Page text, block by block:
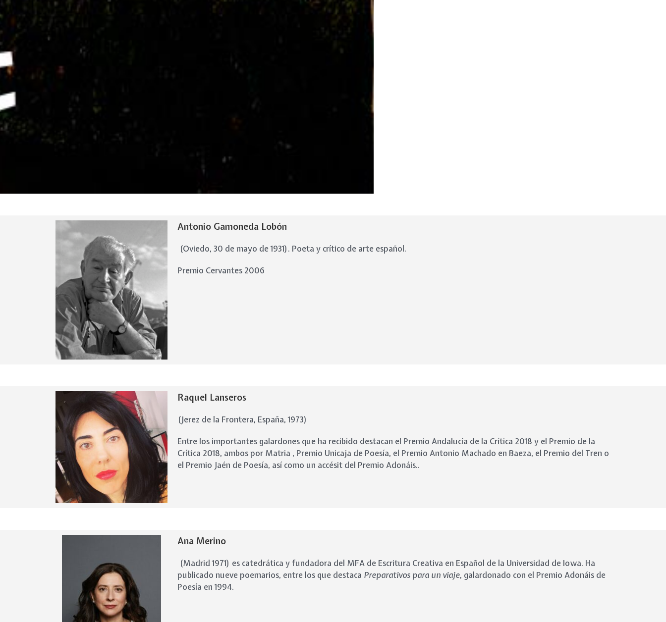
Antonio Gamoneda Lobón
(Oviedo, 30 de mayo de 1931). Poeta y crítico de arte español.
Premio Cervantes 2006
Raquel Lanseros
(Jerez de la Frontera, España, 1973)
Entre los importantes galardones que ha recibido destacan el Premio Andalucía de la Crítica 2018 y el Premio de la
Crítica 2018, ambos por Matria , Premio Unicaja de Poesía, el Premio Antonio Machado en Baeza, el Premio del Tren o
el Premio Jaén de Poesía, así como un accésit del Premio Adonáis..
Ana Merino
(Madrid 1971) es catedrática y fundadora del MFA de Escritura Creativa en Español de la Universidad de Iowa. Ha
publicado nueve poemarios, entre los que destaca Preparativos para un viaje, galardonado con el Premio Adonáis de
Poesía en 1994.